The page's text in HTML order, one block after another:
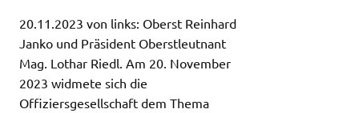
20.11.2023 von links: Oberst Reinhard
Janko und Präsident Oberstleutnant
Mag. Lothar Riedl. Am 20. November
2023 widmete sich die
Offiziersgesellschaft dem Thema